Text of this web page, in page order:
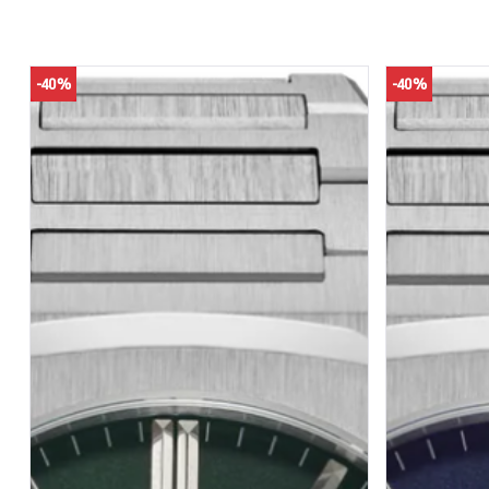
-40% -40%